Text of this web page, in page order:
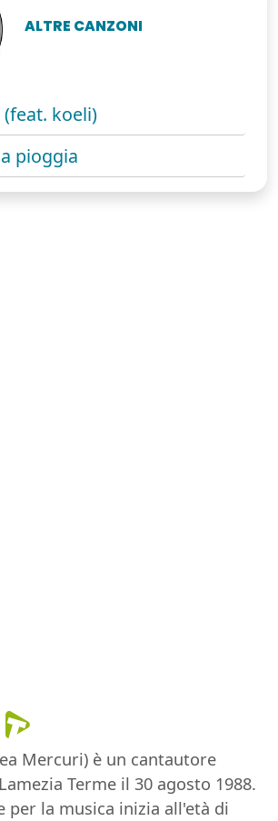
ALTRE CANZONI
(feat. koeli)
pioggia
Mercuri) è un cantautore
Terme il 30 agosto 1988.
per la musica inizia all'età di